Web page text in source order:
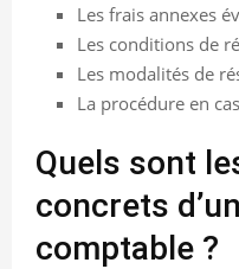
Les frais annexes
Les conditions de
Les modalités de
La procédure en
Quels sont
concrets
comptable ?